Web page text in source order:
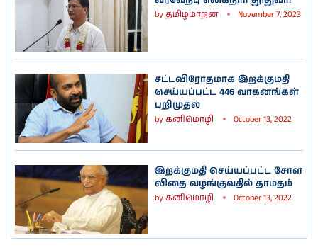
byதமிழ்மாறன் November 7, 2023
சட்டவிரோதமாக இறக்குமதி
செய்யப்பட்ட 446 வாகனங்கள்
பறிமுதல்
byகனிமொழி October 13, 2022
இறக்குமதி செய்யப்பட்ட சோள
விதை வழங்குவதில் தாமதம்
byகனிமொழி October 13, 2022